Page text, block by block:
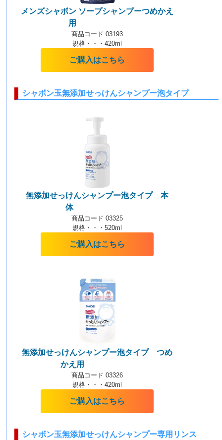
メンズシャボン ソープシャンプーつめかえ
用
商品コード 03193
規格・・・420ml
ご購入はこちら
シャボン玉無添加せっけんシャンプー泡タイプ
無添加せっけんシャンプー泡タイプ 本
体【泡タイプ】
商品コード 03325
規格・・・520ml
ご購入はこちら
無添加せっけんシャンプー泡タイプ つめ
かえ用
商品コード 03326
規格・・・420ml
ご購入はこちら
シャボン玉無添加せっけんシャンプー専用リンス